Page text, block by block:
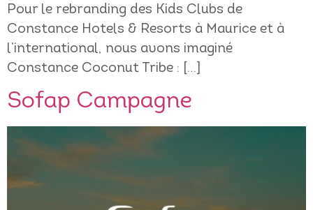
Pour le rebranding des Kids Clubs de
Constance Hotels & Resorts à Maurice et à
l’international, nous avons imaginé
Constance Coconut Tribe : […]
Sofap Campagne